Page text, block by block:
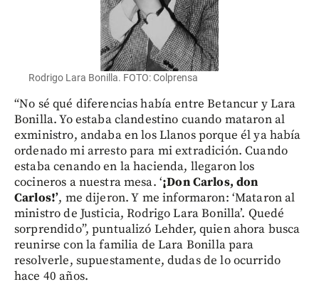
Rodrigo Lara Bonilla. FOTO: Colprensa
“No sé qué diferencias había entre Betancur y Lara
Bonilla. Yo estaba clandestino cuando mataron al
exministro, andaba en los Llanos porque él ya había
ordenado mi arresto para mi extradición. Cuando
estaba cenando en la hacienda, llegaron los
cocineros a nuestra mesa. ‘¡Don Carlos, don
Carlos!’, me dijeron. Y me informaron: ‘Mataron al
ministro de Justicia, Rodrigo Lara Bonilla’. Quedé
sorprendido”, puntualizó Lehder, quien ahora busca
reunirse con la familia de Lara Bonilla para
resolverle, supuestamente, dudas de lo ocurrido
hace 40 años.